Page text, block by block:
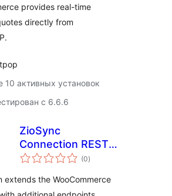
provides real-time
directly from
10 активных установок
с 6.6.6
ZioSync
Connection REST
API
(0общий
рейтинг
)
extends the WooCommerce